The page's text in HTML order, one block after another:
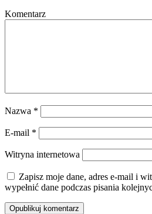
Komentarz
Nazwa *
E-mail *
Witryna internetowa
Zapisz moje dane, adres e-mail i
wypełnić dane podczas pisania